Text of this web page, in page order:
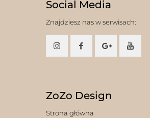
Social Media
Znajdziesz nas w serwisach:
ZoZo Design
Strona główna